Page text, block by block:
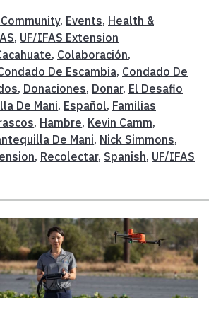
, Events, Health &
, UF/IFAS Extension
, Colaboración,
De Escambia, Condado De
, Donaciones, Donar, El Desafio
De Mani, Español, Familias
, Hambre, Kevin Camm,
De Mani, Nick Simmons,
, Recolectar, Spanish, UF/IFAS